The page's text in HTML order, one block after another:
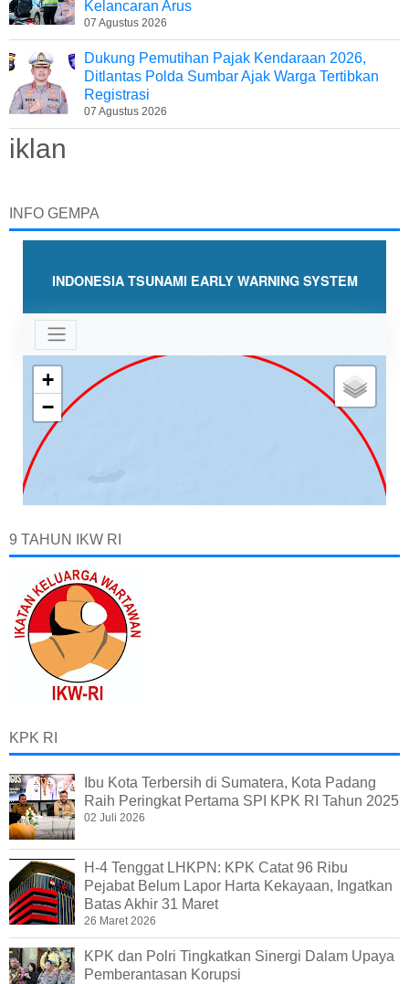
Kelancaran Arus
07 Agustus 2026
Dukung Pemutihan Pajak Kendaraan 2026,
Ditlantas Polda Sumbar Ajak Warga Tertibkan
Registrasi
07 Agustus 2026
iklan
INFO GEMPA
9 TAHUN IKW RI
KPK RI
Ibu Kota Terbersih di Sumatera, Kota Padang
Raih Peringkat Pertama SPI KPK RI Tahun 2025
02 Juli 2026
H-4 Tenggat LHKPN: KPK Catat 96 Ribu
Pejabat Belum Lapor Harta Kekayaan, Ingatkan
Batas Akhir 31 Maret
26 Maret 2026
KPK dan Polri Tingkatkan Sinergi Dalam Upaya
Pemberantasan Korupsi